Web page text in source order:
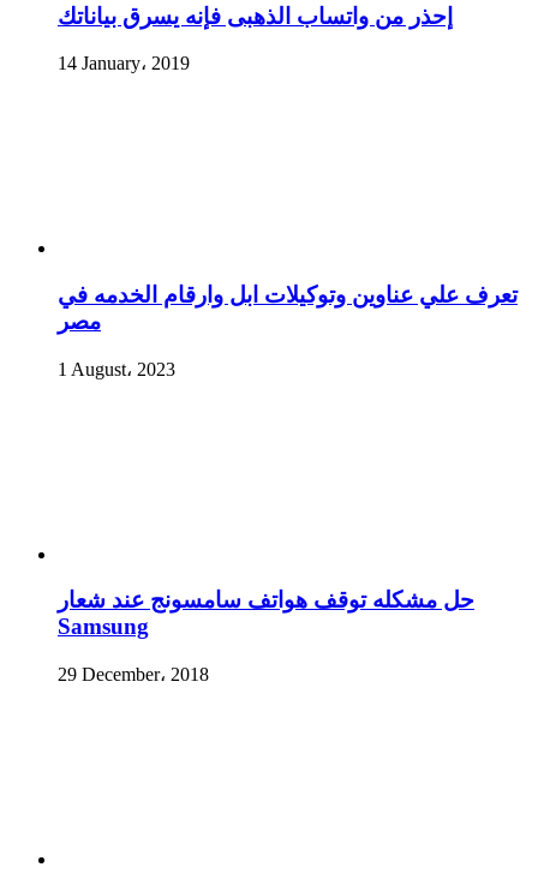
إحذر من واتساب الذهبى فإنه يسرق بياناتك
14 January، 2019
تعرف علي عناوين وتوكيلات ابل وارقام الخدمه في
مصر
1 August، 2023
حل مشكله توقف هواتف سامسونج عند شعار
Samsung
29 December، 2018